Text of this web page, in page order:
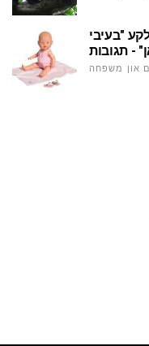
"בעיבי
- תגובות
און משפּחה